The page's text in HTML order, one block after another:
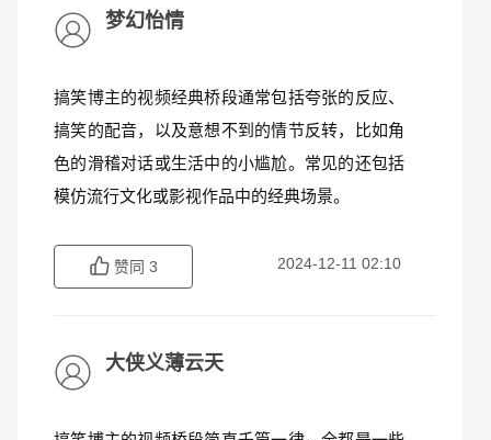
梦幻怡情
搞笑博主的视频经典桥段通常包括夸张的反应、
搞笑的配音，以及意想不到的情节反转，比如角
色的滑稽对话或生活中的小尴尬。常见的还包括
模仿流行文化或影视作品中的经典场景。
赞同 3 2024-12-11 02:10
大侠义薄云天